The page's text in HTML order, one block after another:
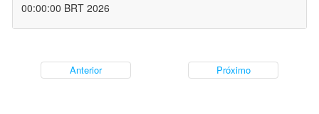
00:00:00 BRT 2026
Anterior Próximo